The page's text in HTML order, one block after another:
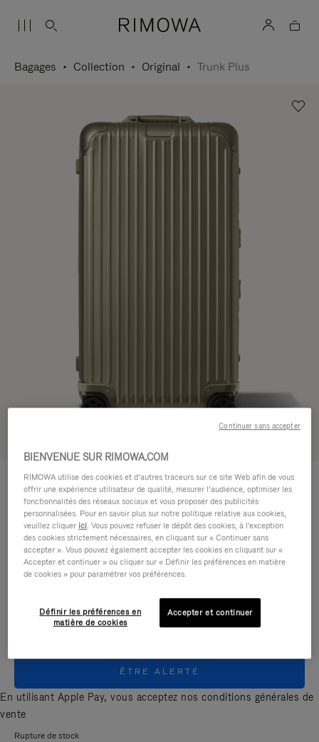
Bagages Collection Original Trunk Plus
ORIGINAL
Trunk Plus 1.950,00 €
Guide des tailles
Taille
Trunk Plus 80 x 44 x 37 cm
Couleur Titanium
ÊTRE ALERTÉ
En utilisant Apple Pay, vous acceptez nos conditions générales de
vente
Rupture de stock
BIENVENUE SUR RIMOWA.COM
RIMOWA utilise des cookies et d’autres traceurs sur ce site Web afin de vous
offrir une expérience utilisateur de qualité, mesurer l’audience, optimiser les
fonctionnalités des réseaux sociaux et vous proposer des publicités
personnalisées. Pour en savoir plus sur notre politique relative aux cookies,
veuillez cliquer ici. Vous pouvez refuser le dépôt des cookies, à l'exception
des cookies strictement nécessaires, en cliquant sur « Continuer sans
accepter ». Vous pouvez également accepter les cookies en cliquant sur «
Accepter et continuer » ou cliquer sur « Définir les préférences en matière
de cookies » pour paramétrer vos préférences.
Définir les préférences en
matière de cookies
Accepter et continuer
Continuer sans accepter